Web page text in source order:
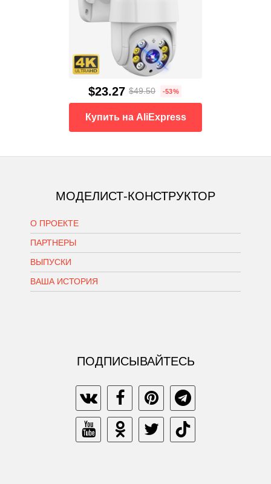
$23.27 $49.50 -53%
Купить на AliExpress
МОДЕЛИСТ-КОНСТРУКТОР
О ПРОЕКТЕ
ПАРТНЕРЫ
ВЫПУСКИ
ВАША ИСТОРИЯ
ПОДПИСЫВАЙТЕСЬ